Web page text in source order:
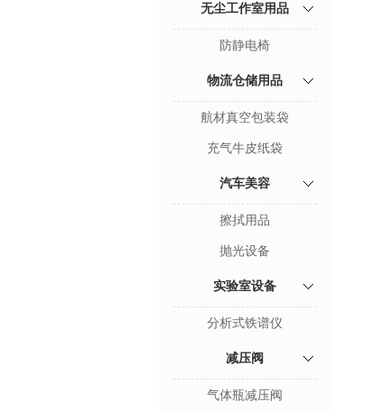
无尘工作室用品
防静电椅
物流仓储用品
航材真空包装袋
充气牛皮纸袋
汽车美容
擦拭用品
抛光设备
实验室设备
分析式铁谱仪
减压阀
气体瓶减压阀